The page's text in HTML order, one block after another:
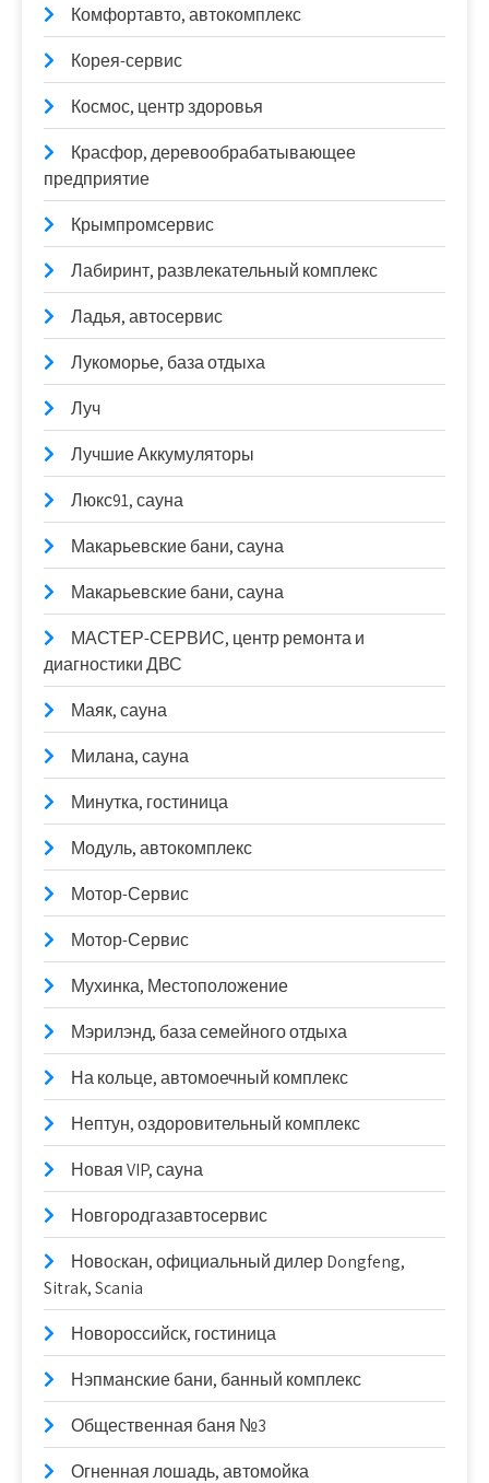
Комфортавто, автокомплекс
Корея-сервис
Космос, центр здоровья
Красфор, деревообрабатывающее
предприятие
Крымпромсервис
Лабиринт, развлекательный комплекс
Ладья, автосервис
Лукоморье, база отдыха
Луч
Лучшие Аккумуляторы
Люкс91, сауна
Макарьевские бани, сауна
Макарьевские бани, сауна
МАСТЕР-СЕРВИС, центр ремонта и
диагностики ДВС
Маяк, сауна
Милана, сауна
Минутка, гостиница
Модуль, автокомплекс
Мотор-Сервис
Мотор-Сервис
Мухинка, Местоположение
Мэрилэнд, база семейного отдыха
На кольце, автомоечный комплекс
Нептун, оздоровительный комплекс
Новая VIP, сауна
Новгородгазавтосервис
Новоcкан, официальный дилер Dongfeng,
Sitrak, Scania
Новороссийск, гостиница
Нэпманские бани, банный комплекс
Общественная баня №3
Огненная лошадь, автомойка